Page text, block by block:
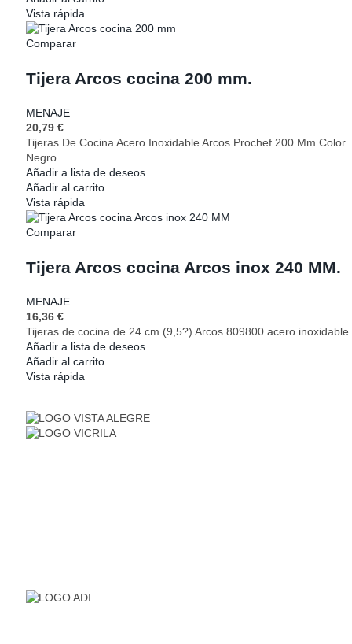
Vista rápida
Comparar
Tijera Arcos cocina 200 mm.
MENAJE
20,79 €
Tijeras De Cocina Acero Inoxidable Arcos Prochef 200 Mm Color
Negro
Añadir a lista de deseos
Añadir al carrito
Vista rápida
Comparar
Tijera Arcos cocina Arcos inox 240 MM.
MENAJE
16,36 €
Tijeras de cocina de 24 cm (9,5?) Arcos 809800 acero inoxidable
Añadir a lista de deseos
Añadir al carrito
Vista rápida